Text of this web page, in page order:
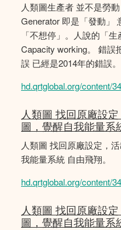
人類圖生產者 並不是勞
Generator 即是「發動」
「不想停」。人說的「
Capacity working。 錯誤
誤 已經是2014年的錯誤。
hd.qrtglobal.org/content/
人類圖 找回原廠設
圖，覺醒自我能量系
人類圖 找回原廠設定，
我能量系統 自由飛翔。
hd.qrtglobal.org/content/
人類圖 找回原廠設
圖，覺醒自我能量系